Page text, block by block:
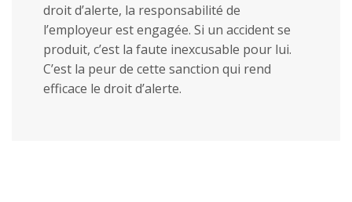
droit d’alerte, la responsabilité de
l’employeur est engagée. Si un accident se
produit, c’est la faute inexcusable pour lui.
C’est la peur de cette sanction qui rend
efficace le droit d’alerte.